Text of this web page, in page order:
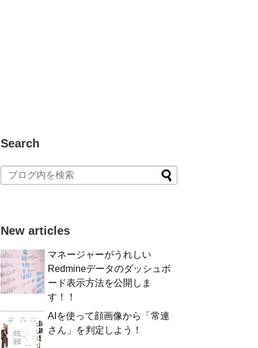
Search
New articles
マネージャーがうれしい
Redmineデータのダッシュボ
ード表示方法を公開しま
す！！
AIを使って顔画像から「常連
さん」を判定しよう！